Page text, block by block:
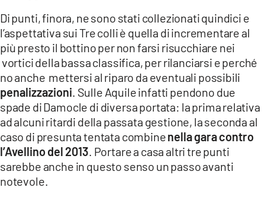
Di punti, finora, ne sono stati collezionati quindici e
l’aspettativa sui Tre colli è quella di incrementare al
più presto il bottino per non farsi risucchiare nei
vortici della bassa classifica, per rilanciarsi e perché
no anche mettersi al riparo da eventuali possibili
penalizzazioni. Sulle Aquile infatti pendono due
spade di Damocle di diversa portata: la prima relativa
ad alcuni ritardi della passata gestione, la seconda al
caso di presunta tentata combinenella gara contro
l’Avellino del 2013. Portare a casa altri tre punti
sarebbe anche in questo senso un passo avanti
notevole.